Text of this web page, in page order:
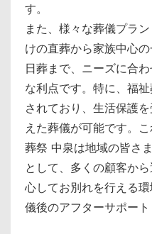
す。
また、様々な葬儀プラ
けの直葬から家族中心
日葬まで、ニーズに合
な利点です。特に、福
されており、生活保護
えた葬儀が可能です。
葬祭 中泉は地域の皆さ
として、多くの顧客か
心してお別れを行える
儀後のアフターサポート